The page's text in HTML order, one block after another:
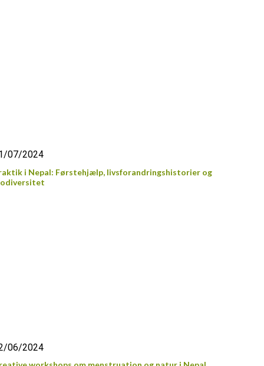
07/2024
i Nepal: Førstehjælp, livsforandringshistorier og
06/2024